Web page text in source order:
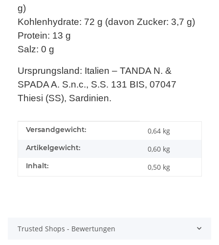
g)
Kohlenhydrate: 72 g (davon Zucker: 3,7 g)
Protein: 13 g
Salz: 0 g
Ursprungsland: Italien – TANDA N. &
SPADA A. S.n.c., S.S. 131 BIS, 07047
Thiesi (SS), Sardinien.
Produkteigenschaft
Wert
Versandgewicht: 0,64 kg
Artikelgewicht: 0,60 kg
Inhalt: 0,50 kg
Trusted Shops - Bewertungen